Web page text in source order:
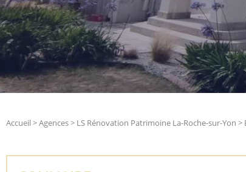
Accueil >Agences> LS Rénovation Patrimoine La-Roche-sur-Yon >